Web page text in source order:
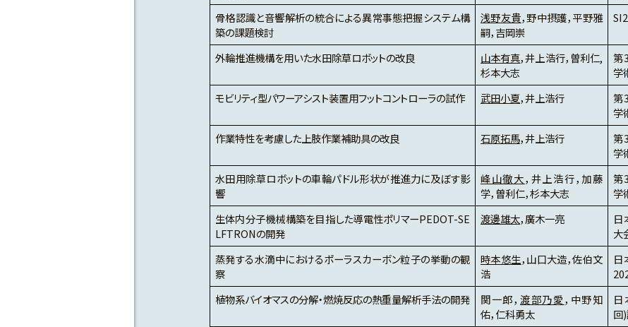
骨格認識と音響解析の統合による異常事態把握システム構
築の課題検討
浅野友貴，野中摂護，平野雅
嗣，吉岡崇
外輪推進機構を用いた水田除草ロボットの改良 山本有真，井上浩行，曽利仁,
杉本大志
第
学
モビリティ型パワーアシスト装置用フットコントローラの試作 武田小夏，井上浩行
第
学
作業特性を考慮した上肢作業補助具の改良 石原拓馬，井上浩行
第
学
水田用除草ロボットの車輪パドル形状が推進力に及ぼす影
響
峰山徹大，井上浩行，加藤
学，曽利仁，杉本大志
第
学
生体内分子機械構築を目指した導電性ポリマーPEDOT-SE
LFTRONの開発
渡邊雄太，廣木一亮
日
大
蒸発する水滴中におけるポーラスカーボン粒子の挙動の観
察
時本悠生，山口大造，佐伯文
浩
日
植物系バイオマスの分解・燃焼反応の熱重量解析手法の開発 関一郎， 渡部乃愛，中野知
佑，仁科勇太
日
回